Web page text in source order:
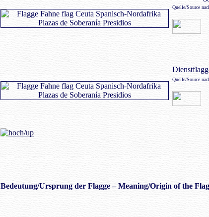
Quelle/Source
Quelle/Source
Bedeutung/Ursprung der Flagge – Meaning/Origin of the